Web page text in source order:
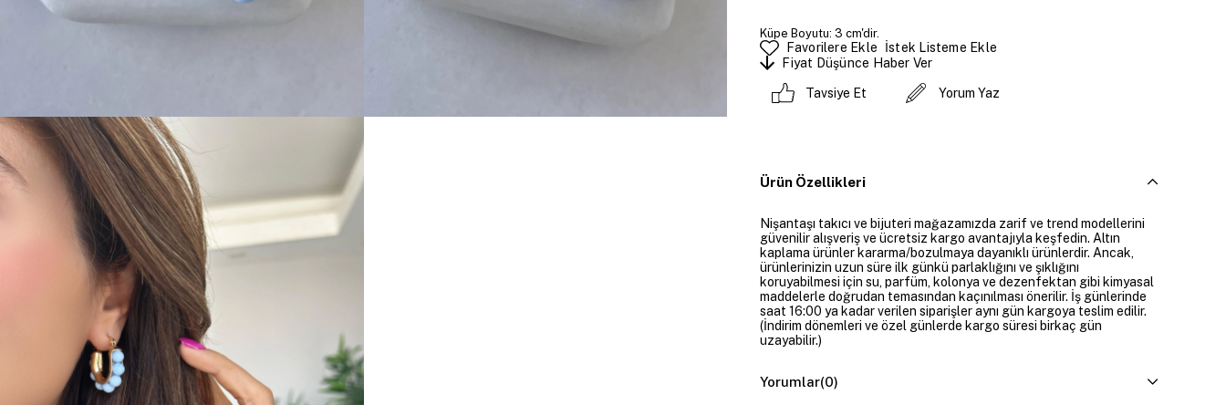
Küpe Boyutu: 3 cm'dir.
Favorilere Ekle
İstek Listeme Ekle
Fiyat Düşünce Haber Ver
Tavsiye Et Yorum Yaz
Ürün Özellikleri
Nişantaşı takıcı ve bijuteri mağazamızda zarif ve trend modellerini
güvenilir alışveriş ve ücretsiz kargo avantajıyla keşfedin. Altın
kaplama ürünler kararma/bozulmaya dayanıklı ürünlerdir. Ancak,
ürünlerinizin uzun süre ilk günkü parlaklığını ve şıklığını
koruyabilmesi için su, parfüm, kolonya ve dezenfektan gibi kimyasal
maddelerle doğrudan temasından kaçınılması önerilir. İş günlerinde
saat 16:00 ya kadar verilen siparişler aynı gün kargoya teslim edilir.
(İndirim dönemleri ve özel günlerde kargo süresi birkaç gün
uzayabilir.)
Yorumlar(0)